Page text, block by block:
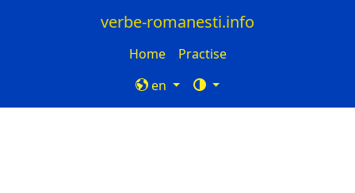
verbe-romanesti.info
Home
Practise
en